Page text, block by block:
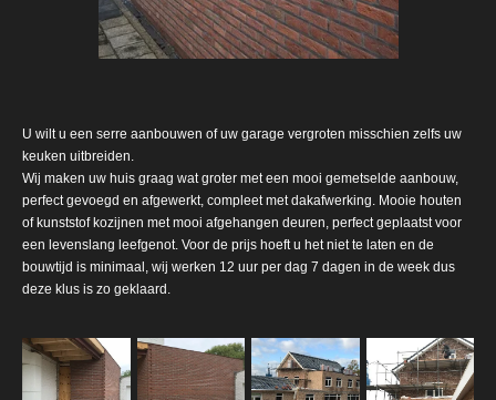
U wilt u een serre aanbouwen of uw garage vergroten misschien zelfs uw
keuken uitbreiden.
Wij maken uw huis graag wat groter met een mooi gemetselde aanbouw,
perfect gevoegd en afgewerkt, compleet met dakafwerking. Mooie houten
of kunststof kozijnen met mooi afgehangen deuren, perfect geplaatst voor
een levenslang leefgenot. Voor de prijs hoeft u het niet te laten en de
bouwtijd is minimaal, wij werken 12 uur per dag 7 dagen in de week dus
deze klus is zo geklaard.